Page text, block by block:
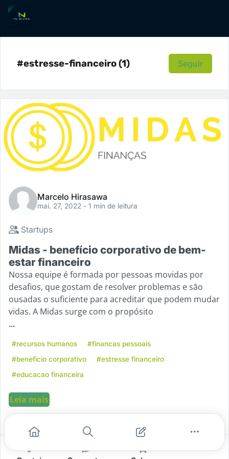
#estresse-financeiro (1) Seguir
Marcelo Hirasawa
mai. 27, 2022 - 1 min de leitura
Startups
Midas - benefício corporativo de bem-
estar financeiro
Nossa equipe é formada por pessoas movidas por
desafios, que gostam de resolver problemas e são
ousadas o suficiente para acreditar que podem mudar
vidas. A Midas surge com o propósito
...
#recursos humanos
#financas pessoais
#beneficio corporativo
#estresse financeiro
#educacao financeira
Leia mais